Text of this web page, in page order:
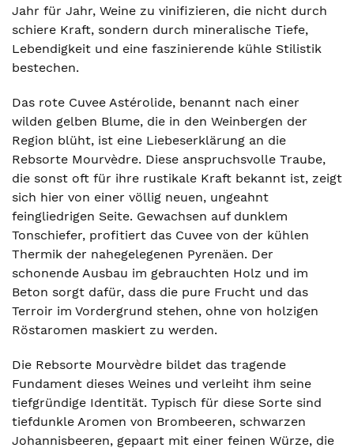
Jahr für Jahr, Weine zu vinifizieren, die nicht durch
schiere Kraft, sondern durch mineralische Tiefe,
Lebendigkeit und eine faszinierende kühle Stilistik
bestechen.
Das rote Cuvee Astérolide, benannt nach einer
wilden gelben Blume, die in den Weinbergen der
Region blüht, ist eine Liebeserklärung an die
Rebsorte Mourvèdre. Diese anspruchsvolle Traube,
die sonst oft für ihre rustikale Kraft bekannt ist, zeigt
sich hier von einer völlig neuen, ungeahnt
feingliedrigen Seite. Gewachsen auf dunklem
Tonschiefer, profitiert das Cuvee von der kühlen
Thermik der nahegelegenen Pyrenäen. Der
schonende Ausbau im gebrauchten Holz und im
Beton sorgt dafür, dass die pure Frucht und das
Terroir im Vordergrund stehen, ohne von holzigen
Röstaromen maskiert zu werden.
Die Rebsorte Mourvèdre bildet das tragende
Fundament dieses Weines und verleiht ihm seine
tiefgründige Identität. Typisch für diese Sorte sind
tiefdunkle Aromen von Brombeeren, schwarzen
Johannisbeeren, gepaart mit einer feinen Würze, die